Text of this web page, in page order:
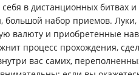
себя в дистанционных
большой набор приемов.
валюту и приобретенные
процесс прохождения,
вас самих,